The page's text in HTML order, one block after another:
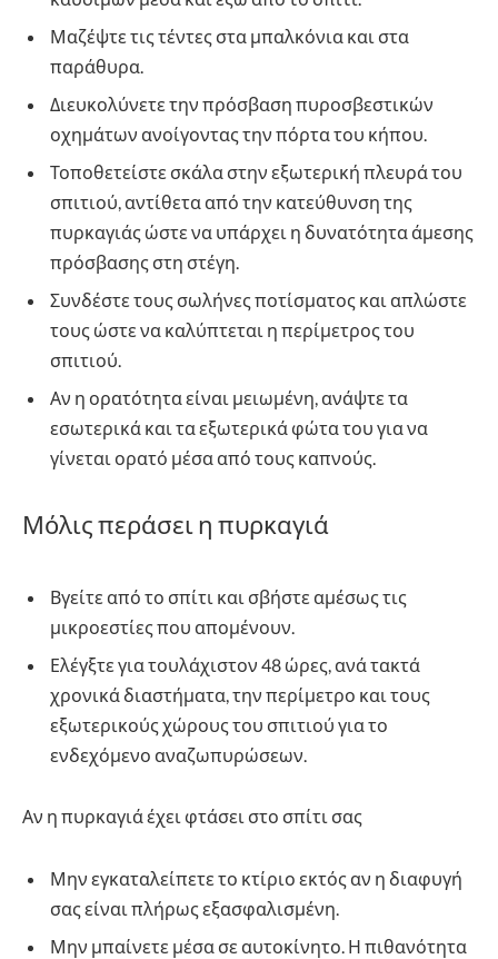
Μαζέψτε τις τέντες στα μπαλκόνια και στα
παράθυρα.
Διευκολύνετε την πρόσβαση πυροσβεστικών
οχημάτων ανοίγοντας την πόρτα του κήπου.
Τοποθετείστε σκάλα στην εξωτερική πλευρά του
σπιτιού, αντίθετα από την κατεύθυνση της
πυρκαγιάς ώστε να υπάρχει η δυνατότητα άμεσης
πρόσβασης στη στέγη.
Συνδέστε τους σωλήνες ποτίσματος και απλώστε
τους ώστε να καλύπτεται η περίμετρος του
σπιτιού.
Αν η ορατότητα είναι μειωμένη, ανάψτε τα
εσωτερικά και τα εξωτερικά φώτα του για να
γίνεται ορατό μέσα από τους καπνούς.
Μόλις περάσει η πυρκαγιά
Βγείτε από το σπίτι και σβήστε αμέσως τις
μικροεστίες που απομένουν.
Ελέγξτε για τουλάχιστον 48 ώρες, ανά τακτά
χρονικά διαστήματα, την περίμετρο και τους
εξωτερικούς χώρους του σπιτιού για το
ενδεχόμενο αναζωπυρώσεων.
Αν η πυρκαγιά έχει φτάσει στο σπίτι σας
Μην εγκαταλείπετε το κτίριο εκτός αν η διαφυγή
σας είναι πλήρως εξασφαλισμένη.
Μην μπαίνετε μέσα σε αυτοκίνητο. Η πιθανότητα